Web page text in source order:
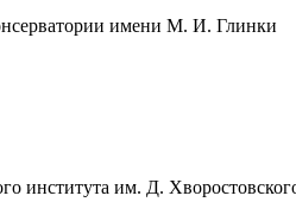
имени М. И. Глинки
института им. Д.